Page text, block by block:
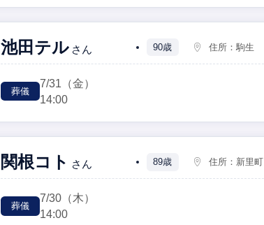
池田テル さん 90歳 住所：駒生
葬儀
7/31 （金）
14:00
関根コト さん 89歳 住所： 新里町
葬儀
7/30 （木）
14:00